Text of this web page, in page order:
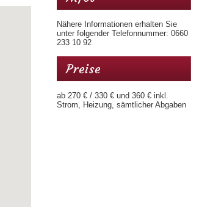
Nähere Informationen erhalten Sie
unter folgender Telefonnummer: 0660
233 10 92
Preise
ab 270 € / 330 € und 360 € inkl.
Strom, Heizung, sämtlicher Abgaben